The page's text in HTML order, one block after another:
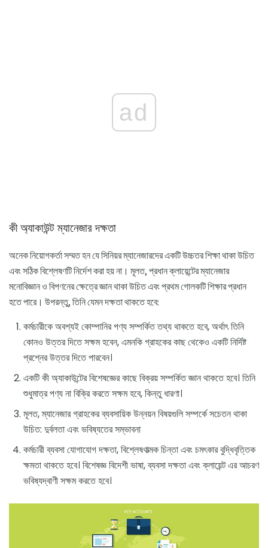
ad
কী অ্যাকাউন্ট ম্যানেজার দক্ষতা
অনেক নিয়োগকর্তা সম্মত হন যে সিনিয়র ম্যানেজারদের একটি উচ্চতর শিক্ষা থাকা উচিত
এবং সঠিক বিশ্লেষণটি নির্দেশ করা হয় না। মূলত, প্রধান ক্লায়েন্টের ম্যানেজার
মনোবিজ্ঞান ও বিপণনের ক্ষেত্রে জ্ঞান থাকা উচিত এবং প্রথম গোলকটি শিক্ষার প্রধান
হতে পারে। উপরন্তু, তিনি যেমন দক্ষতা থাকতে হবে:
কর্মচারীকে অবশ্যই কোম্পানির পণ্য সম্পর্কিত তথ্য থাকতে হবে, অর্থাৎ তিনি
কোনও উত্তর দিতে সক্ষম হবেন, এমনকি গ্রাহকের কাছ থেকেও একটি নির্দিষ্ট
প্রশ্নের উত্তর দিতে পারবেন।
একটি কী অ্যাকাউন্টের বিশেষজ্ঞের কাছে বিক্রয় সম্পর্কিত জ্ঞান থাকতে হবে। তিনি
শুধুমাত্র পণ্য না বিক্রি করতে সক্ষম হবে, কিন্তু ধারণা।
মূলত, ম্যানেজার গ্রাহকের ব্যবসায়িক উন্নয়ন বিষয়গুলি সম্পর্কে সচেতন থাকা
উচিত: দুর্বলতা এবং ভবিষ্যতের সম্ভাবনা
কর্মচারী ব্যবসা যোগাযোগ দক্ষতা, বিশ্লেষণাত্মক চিন্তা এবং চমৎকার বুদ্ধিবৃত্তিক
ক্ষমতা থাকতে হবে। বিশেষজ্ঞ বিদেশী ভাষা, ব্যবসা দক্ষতা এবং ক্লায়েন্ট এর আচরণ
ভবিষ্যদ্বাণী সক্ষম করতে হবে।